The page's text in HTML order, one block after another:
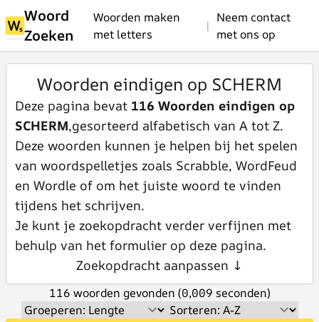
Woord
Zoeken
Woorden maken
met letters
|
Neem contact
met ons op
Woorden eindigen op SCHERM
Deze pagina bevat 116 Woorden eindigen op
SCHERM,gesorteerd alfabetisch van A tot Z.
Deze woorden kunnen je helpen bij het spelen
van woordspelletjes zoals Scrabble, WordFeud
en Wordle of om het juiste woord te vinden
tijdens het schrijven.
Je kunt je zoekopdracht verder verfijnen met
behulp van het formulier op deze pagina.
Zoekopdracht aanpassen ↓
116 woorden gevonden (0,009 seconden)